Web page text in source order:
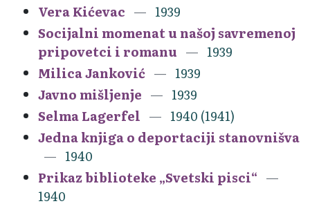
Vera Kićevac
1939
Socijalni momenat u našoj savremenoj
pripovetci i romanu
1939
Milica Janković
1939
Javno mišljenje
1939
Selma Lagerfel
1940 (1941)
Jedna knjiga o deportaciji stanovnišva
1940
Prikaz biblioteke „Svetski pisci“
1940